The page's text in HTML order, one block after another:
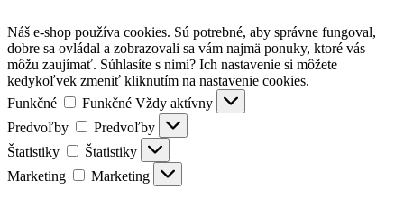
Náš e-shop používa cookies. Sú potrebné, aby správne fungoval,
dobre sa ovládal a zobrazovali sa vám najmä ponuky, ktoré vás
môžu zaujímať. Súhlasíte s nimi? Ich nastavenie si môžete
kedykoľvek zmeniť kliknutím na nastavenie cookies.
Funkčné
Funkčné Vždy aktívny
Predvoľby
Predvoľby
Štatistiky
Štatistiky
Marketing
Marketing